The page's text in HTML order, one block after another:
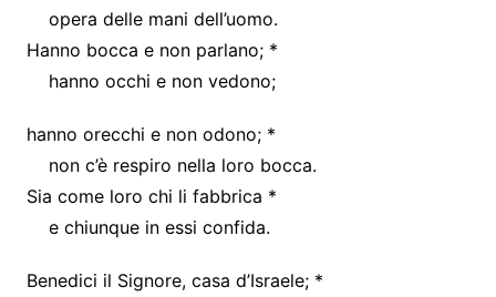
opera delle mani dell’uomo.
Hanno bocca e non parlano; *
hanno occhi e non vedono;
hanno orecchi e non odono; *
non c’è respiro nella loro bocca.
Sia come loro chi li fabbrica *
e chiunque in essi confida.
Benedici il Signore, casa d’Israele; *